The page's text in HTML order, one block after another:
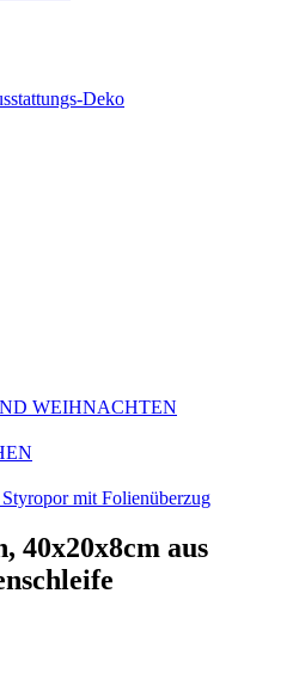
Deko
WEIHNACHTEN
mit Folienüberzug
40x20x8cm aus